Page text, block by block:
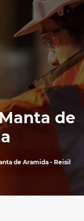
de
de Aramida - Reisil